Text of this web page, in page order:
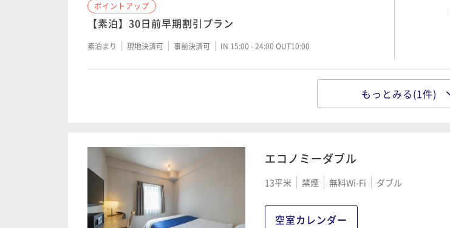
ポイントアップ
【素泊】30日前早期割引プラン
素泊まり 現地決済可 事前決済可 IN 15:00 - 24:00 OUT10:00
もっとみる(1件)
エコノミーダブル
13平米 禁煙 無料Wi-Fi ダブル
空室カレンダー